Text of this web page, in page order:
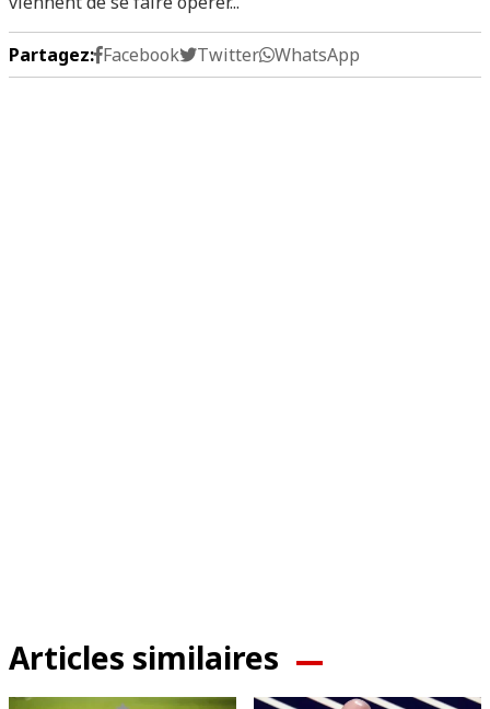
Partagez: Facebook Twitter WhatsApp
Articles similaires